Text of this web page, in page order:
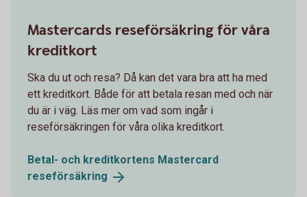
Mastercards reseförsäkring för våra
kreditkort
Ska du ut och resa? Då kan det vara bra att ha med
ett kreditkort. Både för att betala resan med och när
du är i väg. Läs mer om vad som ingår i
reseförsäkringen för våra olika kreditkort.
Betal- och kreditkortens Mastercard
reseförsäkring